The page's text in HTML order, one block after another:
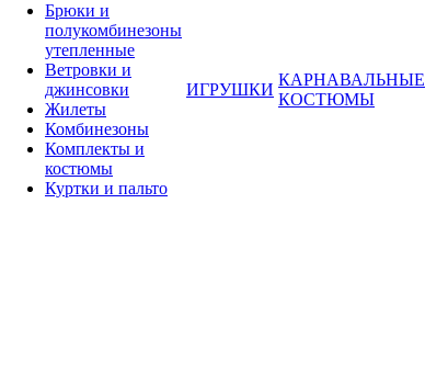
Брюки и
полукомбинезоны
утепленные
Ветровки и
джинсовки
Жилеты
Комбинезоны
Комплекты и
костюмы
Куртки и пальто
ИГРУШКИ
КАРНАВАЛЬНЫЕ
КОСТЮМЫ